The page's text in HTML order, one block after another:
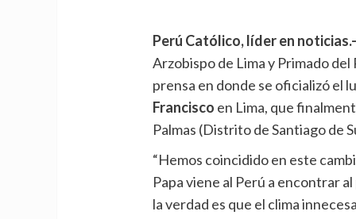
Perú Católico, líder en noticias.-
Arzobispo de Lima y Primado
prensa en donde se oficializó el
Francisco en Lima, que
Palmas (Distrito de Santiago de
“Hemos coincidido en este
Papa viene al Perú a encontrar
la verdad es que el clima